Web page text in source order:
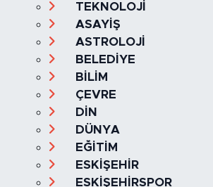
TEKNOLOJİ
ASAYİŞ
ASTROLOJİ
BELEDİYE
BİLİM
ÇEVRE
DİN
DÜNYA
EĞİTİM
ESKİŞEHİR
ESKİŞEHİRSPOR